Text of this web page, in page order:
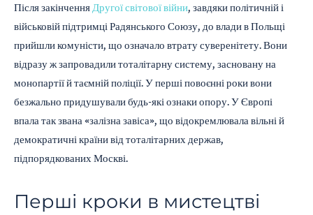
Після закінченняДругої світової війни, завдяки політичній і
військовій підтримці Радянського Союзу, до влади в Польщі
прийшли комуністи, що означало втрату суверенітету. Вони
відразу ж запровадили тоталітарну систему, засновану на
монопартії й таємній поліції. У перші повоєнні роки вони
безжально придушували будь-які ознаки опору. У Європі
впала так звана «залізна завіса», що відокремлювала вільні й
демократичні країни від тоталітарних держав,
підпорядкованих Москві.
Перші кроки в мистецтві